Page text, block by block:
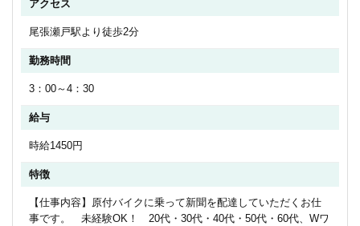
アクセス
尾張瀬戸駅より徒歩2分
勤務時間
3：00～4：30
給与
時給1450円
特徴
【仕事内容】原付バイクに乗って新聞を配達していただくお仕
事です。 未経験OK！ 20代・30代・40代・50代・60代、Wワ